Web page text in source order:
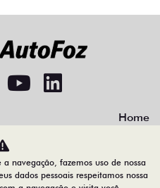
Home
bem maior é a vida.
navegação, fazemos uso de nossa
dados pessoais respeitamos nossa